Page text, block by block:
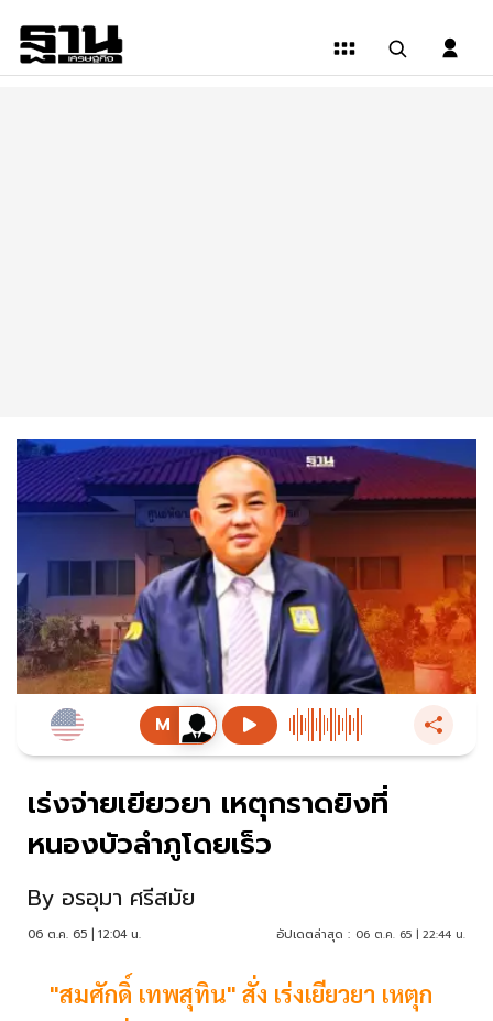
เร่งจ่ายเยียวยา เหตุกราดยิงที่
หนองบัวลำภูโดยเร็ว
By อรอุมา ศรีสมัย
06 ต.ค. 65 | 12:04 น. อัปเดตล่าสุด : 06 ต.ค. 65 | 22:44 น.
"สมศักดิ์ เทพสุทิน" สั่ง เร่งเยียวยา เหตุก